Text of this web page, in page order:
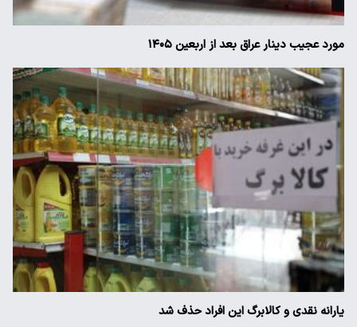
مورد عجیب دینار عراق بعد از اربعین ۱۴۰۵
یارانه نقدی و کالابرگ این افراد حذف شد